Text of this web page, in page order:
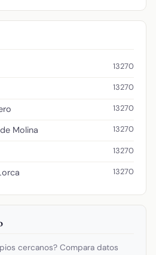
13270
13270
13270
Molina 13270
13270
13270
cercanos? Compara datos